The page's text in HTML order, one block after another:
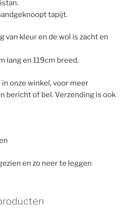
tapijt.
van kleur en de wol is zacht en
lang en 119cm breed.
onze winkel, voor meer
bericht of bel. Verzending is ook
en zo neer te leggen